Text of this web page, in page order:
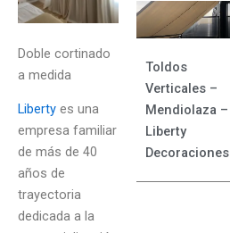
Doble cortinado
a medida
Liberty es una
empresa familiar
de más de 40
años de
trayectoria
dedicada a la
Toldos
Verticales –
Mendiolaza –
Liberty
Decoraciones